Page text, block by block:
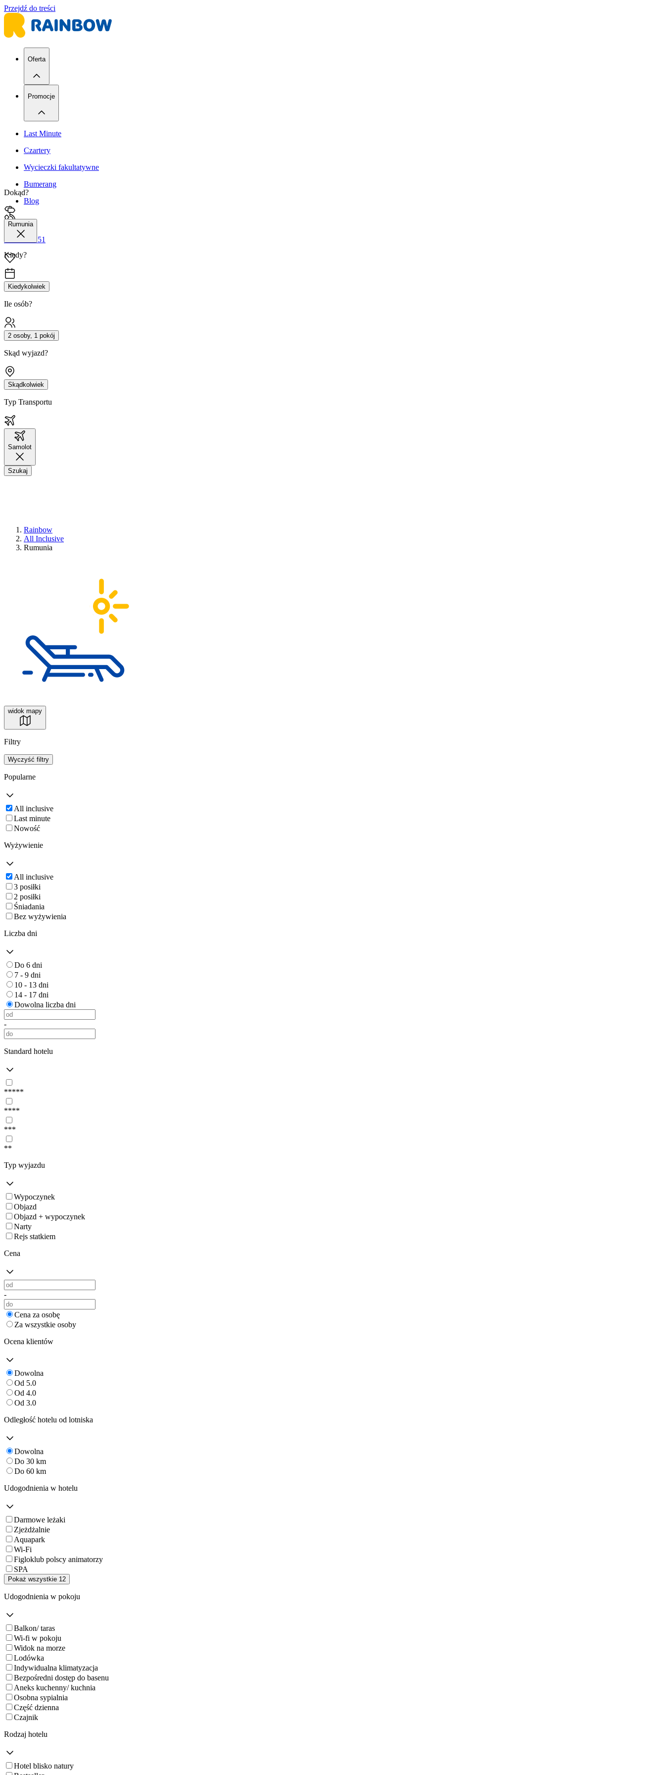
Przejdź do treści
Oferta
Promocje
Last Minute
Czartery
Wycieczki fakultatywne
Bumerang
Blog
42 680 38 51
Dokąd?
Rumunia
Kiedy?
Kiedykolwiek
Ile osób?
2 osoby, 1 pokój
Skąd wyjazd?
Skądkolwiek
Typ Transportu
Samolot
Szukaj
Rainbow
All Inclusive
Rumunia
widok mapy
Filtry
Wyczyść filtry
Popularne
All inclusive
Last minute
Nowość
Wyżywienie
All inclusive
3 posiłki
2 posiłki
Śniadania
Bez wyżywienia
Liczba dni
Do 6 dni
7 - 9 dni
10 - 13 dni
14 - 17 dni
Dowolna liczba dni
-
Standard hotelu
*****
****
***
**
Typ wyjazdu
Wypoczynek
Objazd
Objazd + wypoczynek
Narty
Rejs statkiem
Cena
-
Cena za osobę
Za wszystkie osoby
Ocena klientów
Dowolna
Od 5.0
Od 4.0
Od 3.0
Odległość hotelu od lotniska
Dowolna
Do 30 km
Do 60 km
Udogodnienia w hotelu
Darmowe leżaki
Zjeżdżalnie
Aquapark
Wi-Fi
Figloklub polscy animatorzy
SPA
Pokaż wszystkie 12
Udogodnienia w pokoju
Balkon/ taras
Wi-fi w pokoju
Widok na morze
Lodówka
Indywidualna klimatyzacja
Bezpośredni dostęp do basenu
Aneks kuchenny/ kuchnia
Osobna sypialnia
Część dzienna
Czajnik
Rodzaj hotelu
Hotel blisko natury